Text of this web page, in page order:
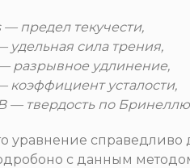
— предел текучести,
удельная сила трения,
разрывное удлинение,
коэффициент усталости,
— твердость по
уравнение
с данным